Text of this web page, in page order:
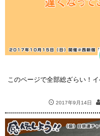
このページで全部総ざらい！
2017年9月14日